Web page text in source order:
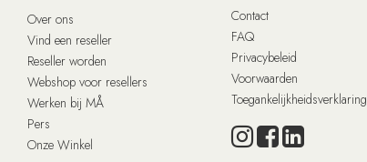
Over ons
Vind een reseller
Reseller worden
Webshop voor resellers
Werken bij MÅ
Pers
Onze Winkel
Contact
FAQ
Privacybeleid
Voorwaarden
Toegankelijkheidsverklaring